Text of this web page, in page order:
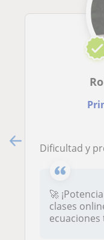
Dificultad y
🚀
clases
ecuaciones